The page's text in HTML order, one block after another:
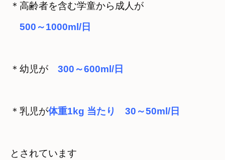
＊高齢者を含む学童から成人が
＊幼児が
＊乳児が体重1kg 当たり 30～50ml/日
とされています